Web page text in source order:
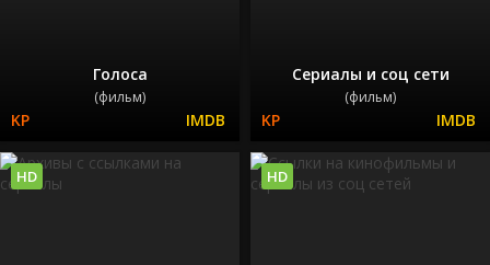
Голоса
(фильм)
Сериалы и соц сети
(фильм)
HD HD